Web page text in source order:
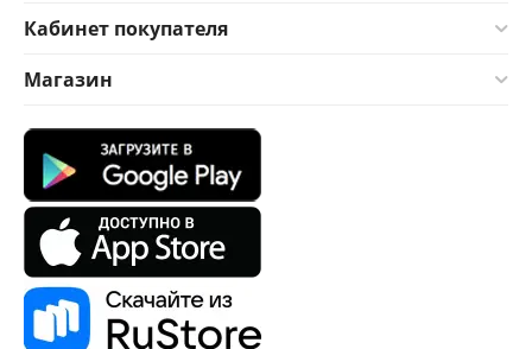
Кабинет покупателя
Магазин